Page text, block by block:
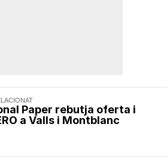
Paper rebutja oferta i
a Valls i Montblanc